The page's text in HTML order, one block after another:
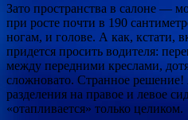
Зато пространства в салоне —
при росте почти в 190
ногам, и голове. А как, кстати,
придется просить водителя:
между передними креслами,
сложновато. Странное
разделения на правое и левое
«отапливается» только целиком.